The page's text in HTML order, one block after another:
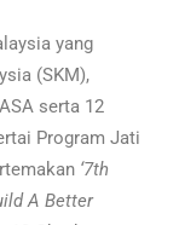
yang
(SKM),
serta 12
Program Jati
‘7th
A Better